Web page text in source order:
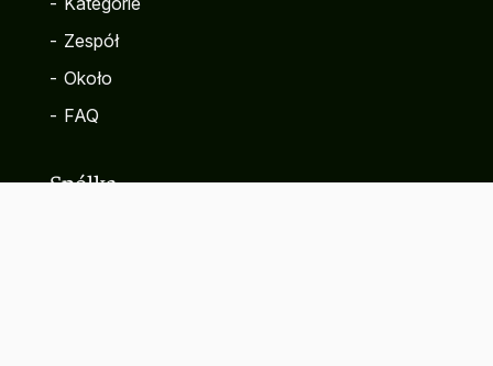
- Zespół
- Około
- FAQ
Spółka